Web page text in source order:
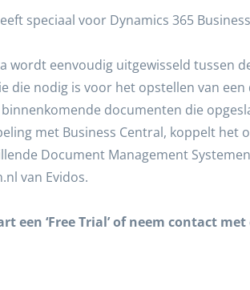
speciaal voor Dynamics 365
wordt eenvoudig uitgewisseld tussen
die nodig is voor het opstellen van
documenten die
met Business Central, koppelt
Document Management
van Evidos.
een ‘Free Trial’ of neem contact